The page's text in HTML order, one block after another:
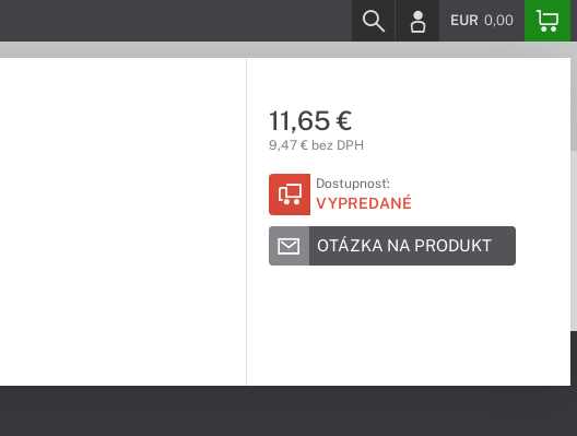
EUR 0,00
11,65 €
9,47 € bez DPH
Dostupnosť:
VYPREDANÉ
OTÁZKA NA PRODUKT